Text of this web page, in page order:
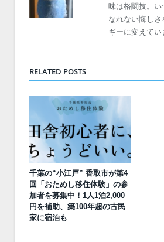
味は格闘技。い
なれない悔し
ギーに変えてい
RELATED POSTS
千葉の“小江戸” 香取市が第4
回「おためし移住体験」の参
加者を募集中！1人1泊2,000
円を補助、築100年超の古民
家に宿泊も